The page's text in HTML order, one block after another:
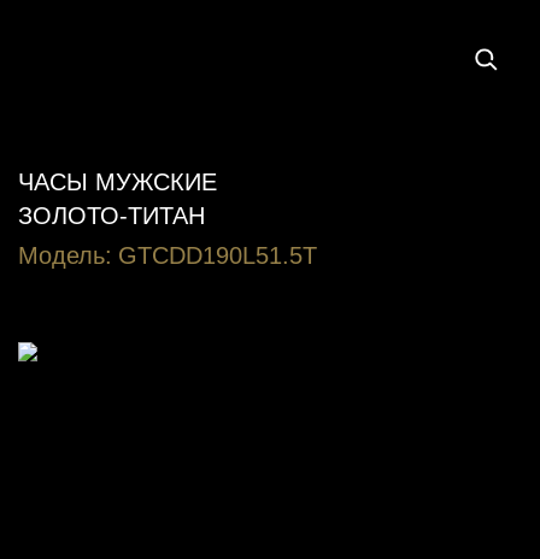
ЧАСЫ МУЖСКИЕ
ЗОЛОТО-ТИТАН
Модель: GTCDD190L51.5T